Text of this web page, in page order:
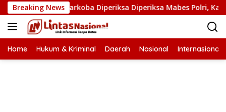
Langsung
ke
konten
Breaking News
Kasat Narkoba Diperiksa Diperiksa Mabes Polri, Kasus Apa?
Home Hukum & Kriminal Daerah Nasional Internasional